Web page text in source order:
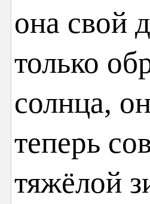
она свой
только
солнца,
теперь
тяжёлой